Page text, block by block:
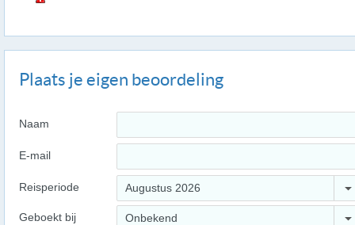
Plaats je eigen beoordeling
Naam
E-mail
Reisperiode Augustus 2026
Geboekt bij Onbekend